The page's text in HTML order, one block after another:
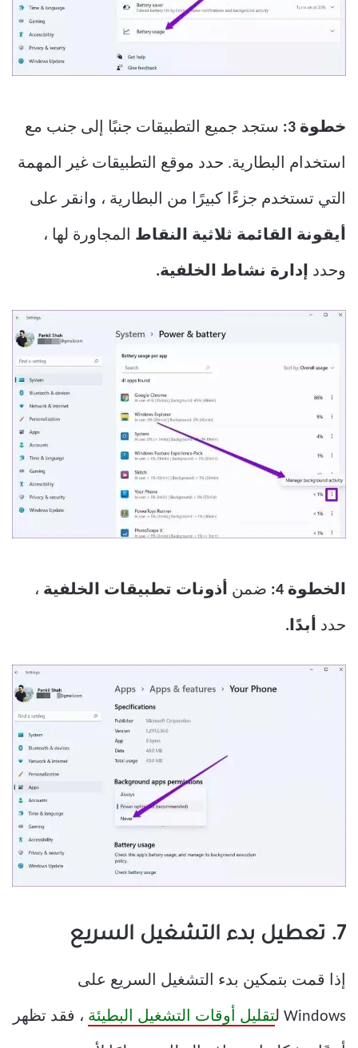
خطوة 3: ستجد جميع التطبيقات جنبًا إلى جنب مع
استخدام البطارية. حدد موقع التطبيقات غير المهمة
التي تستخدم جزءًا كبيرًا من البطارية ، وانقر على
أيقونة القائمة ثلاثية النقاط المجاورة لها ،
وحدد إدارة نشاط الخلفية.
الخطوة 4: ضمن أذونات تطبيقات الخلفية ،
حدد أبدًا.
7. تعطيل بدء التشغيل السريع
إذا قمت بتمكين بدء التشغيل السريع على
Windows ل تقليل أوقات التشغيل البطيئة ، فقد تظهر